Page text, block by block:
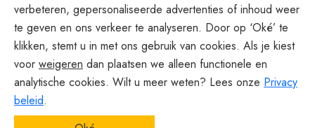
Voor meer info mail naar:
info@brushonblock.be
Algemene voorwaarden
Privacy beleid
© 2018 -
verbeteren, gepersonaliseerde advertenties of inhoud weer
te geven en ons verkeer te analyseren. Door op ‘Oké’ te
klikken, stemt u in met ons gebruik van cookies. Als je kiest
voor weigeren dan plaatsen we alleen functionele en
analytische cookies. Wilt u meer weten? Lees onze Privacy
beleid.